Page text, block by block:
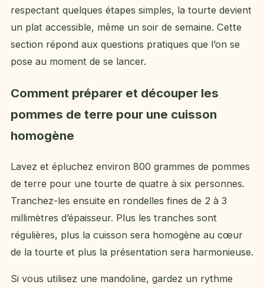
respectant quelques étapes simples, la tourte devient
un plat accessible, même un soir de semaine. Cette
section répond aux questions pratiques que l’on se
pose au moment de se lancer.
Comment préparer et découper les
pommes de terre pour une cuisson
homogène
Lavez et épluchez environ 800 grammes de pommes
de terre pour une tourte de quatre à six personnes.
Tranchez-les ensuite en rondelles fines de 2 à 3
millimètres d’épaisseur. Plus les tranches sont
régulières, plus la cuisson sera homogène au cœur
de la tourte et plus la présentation sera harmonieuse.
Si vous utilisez une mandoline, gardez un rythme